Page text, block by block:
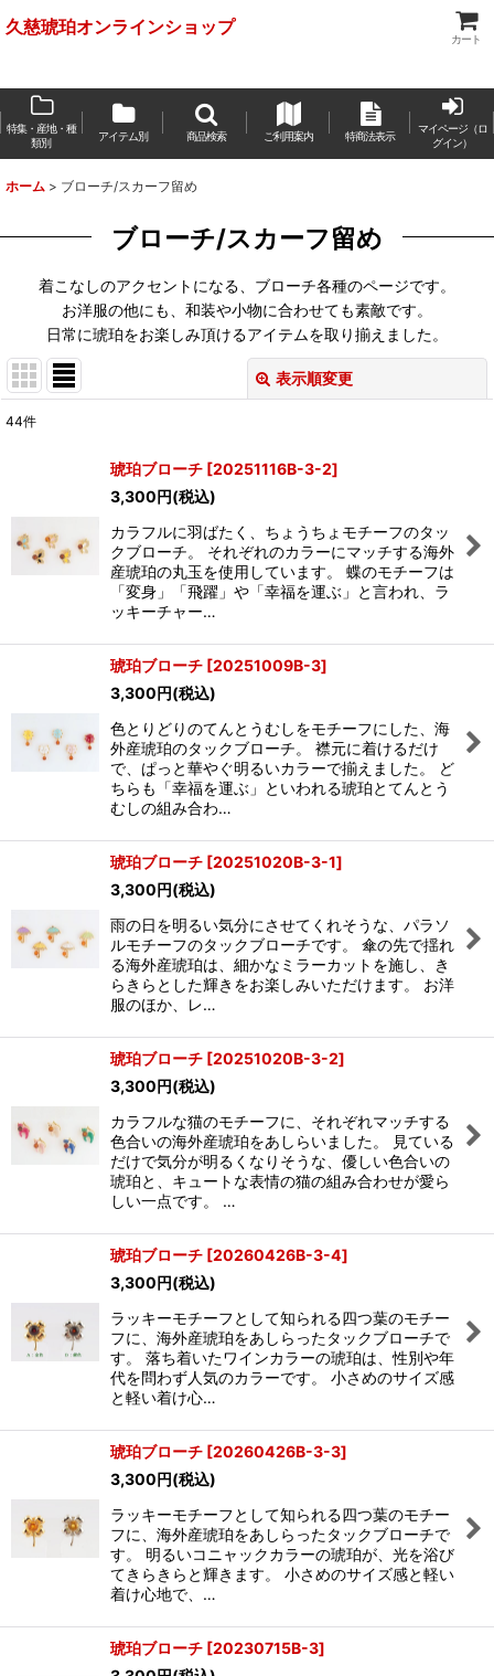
久慈琥珀オンラインショップ
カート
特集・産地・種
類別
アイテム別 商品検索 ご利用案内 特商法表示
マイページ（ロ
グイン）
ホーム > ブローチ/スカーフ留め
ブローチ/スカーフ留め
着こなしのアクセントになる、ブローチ各種のページです。
お洋服の他にも、和装や小物に合わせても素敵です。
日常に琥珀をお楽しみ頂けるアイテムを取り揃えました。
表示順変更
並び順:
44件
琥珀ブローチ [20251116B-3-2]
3,300円(税込)
カラフルに羽ばたく、ちょうちょモチーフのタッ
クブローチ。 それぞれのカラーにマッチする海外
産琥珀の丸玉を使用しています。 蝶のモチーフは
「変身」「飛躍」や「幸福を運ぶ」と言われ、ラ
ッキーチャー…
琥珀ブローチ [20251009B-3]
3,300円(税込)
色とりどりのてんとうむしをモチーフにした、海
外産琥珀のタックブローチ。 襟元に着けるだけ
で、ぱっと華やぐ明るいカラーで揃えました。 ど
ちらも「幸福を運ぶ」といわれる琥珀とてんとう
むしの組み合わ…
琥珀ブローチ [20251020B-3-1]
3,300円(税込)
雨の日を明るい気分にさせてくれそうな、パラソ
ルモチーフのタックブローチです。 傘の先で揺れ
る海外産琥珀は、細かなミラーカットを施し、き
らきらとした輝きをお楽しみいただけます。 お洋
服のほか、レ…
琥珀ブローチ [20251020B-3-2]
3,300円(税込)
カラフルな猫のモチーフに、それぞれマッチする
色合いの海外産琥珀をあしらいました。 見ている
だけで気分が明るくなりそうな、優しい色合いの
琥珀と、キュートな表情の猫の組み合わせが愛ら
しい一点です。 …
琥珀ブローチ [20260426B-3-4]
3,300円(税込)
ラッキーモチーフとして知られる四つ葉のモチー
フに、海外産琥珀をあしらったタックブローチで
す。 落ち着いたワインカラーの琥珀は、性別や年
代を問わず人気のカラーです。 小さめのサイズ感
と軽い着け心…
琥珀ブローチ [20260426B-3-3]
3,300円(税込)
ラッキーモチーフとして知られる四つ葉のモチー
フに、海外産琥珀をあしらったタックブローチで
す。 明るいコニャックカラーの琥珀が、光を浴び
てきらきらと輝きます。 小さめのサイズ感と軽い
着け心地で、…
琥珀ブローチ [20230715B-3]